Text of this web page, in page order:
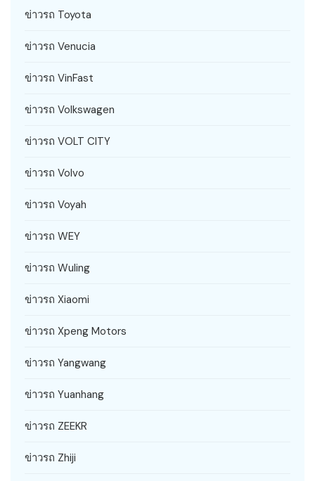
ข่าวรถ Toyota
ข่าวรถ Venucia
ข่าวรถ VinFast
ข่าวรถ Volkswagen
ข่าวรถ VOLT CITY
ข่าวรถ Volvo
ข่าวรถ Voyah
ข่าวรถ WEY
ข่าวรถ Wuling
ข่าวรถ Xiaomi
ข่าวรถ Xpeng Motors
ข่าวรถ Yangwang
ข่าวรถ Yuanhang
ข่าวรถ ZEEKR
ข่าวรถ Zhiji